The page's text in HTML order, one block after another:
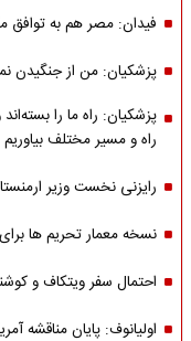
فیدان: مصر هم به توافق
پزشکیان: من از جنگیدن
پزشکیان: راه ما را
راه و مسیر مختلف بیاوریم
رایزنی نخست وزیر
نسخه معمار تحریم ها
احتمال سفر ویتکاف و
اولیانوف: پایان مناقشه